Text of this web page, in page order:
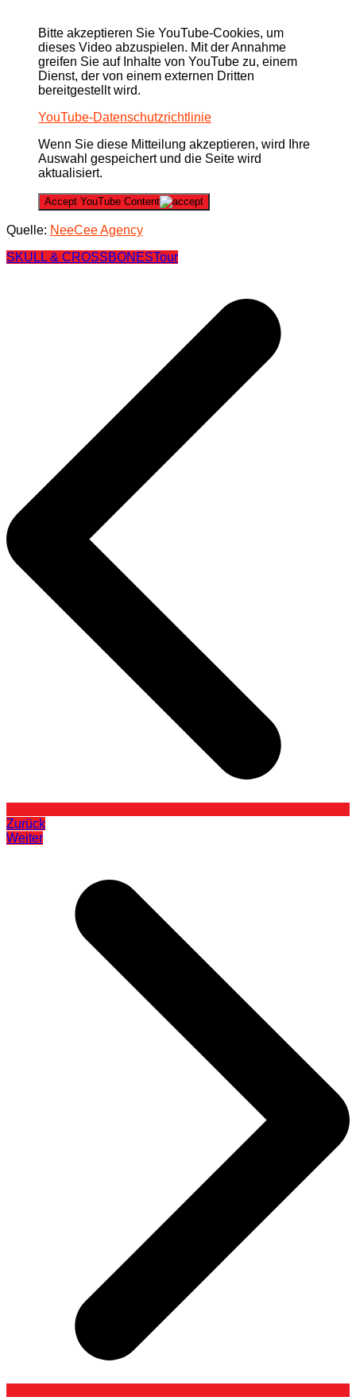
Bitte akzeptieren Sie YouTube-Cookies, um
dieses Video abzuspielen. Mit der Annahme
greifen Sie auf Inhalte von YouTube zu, einem
Dienst, der von einem externen Dritten
bereitgestellt wird.
YouTube-Datenschutzrichtlinie
Wenn Sie diese Mitteilung akzeptieren, wird Ihre
Auswahl gespeichert und die Seite wird
aktualisiert.
Accept YouTube Content
Quelle: NeeCee Agency
SKULL & CROSSBONESTour
Zurück
Weiter